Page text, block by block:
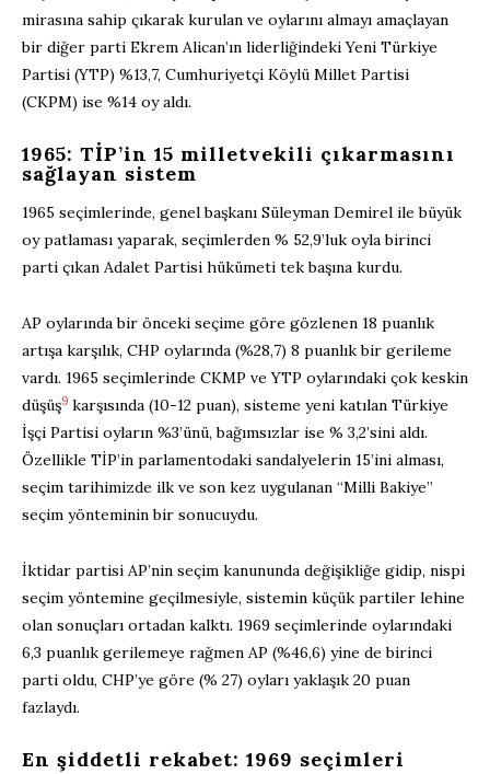
mirasına sahip çıkarak kurulan ve oylarını almayı amaçlayan
bir diğer parti Ekrem Alican’ın liderliğindeki Yeni Türkiye
Partisi (YTP) %13,7, Cumhuriyetçi Köylü Millet Partisi
(CKPM) ise %14 oy aldı.
1965: TİP’in 15 milletvekili çıkarmasını
sağlayan sistem
1965 seçimlerinde, genel başkanı Süleyman Demirel ile büyük
oy patlaması yaparak, seçimlerden % 52,9’luk oyla birinci
parti çıkan Adalet Partisi hükümeti tek başına kurdu.
AP oylarında bir önceki seçime göre gözlenen 18 puanlık
artışa karşılık, CHP oylarında (%28,7) 8 puanlık bir gerileme
vardı. 1965 seçimlerinde CKMP ve YTP oylarındaki çok keskin
düşüş9 karşısında (10-12 puan), sisteme yeni katılan Türkiye
İşçi Partisi oyların %3’ünü, bağımsızlar ise % 3,2’sini aldı.
Özellikle TİP’in parlamentodaki sandalyelerin 15’ini alması,
seçim tarihimizde ilk ve son kez uygulanan “Milli Bakiye”
seçim yönteminin bir sonucuydu.
İktidar partisi AP’nin seçim kanununda değişikliğe gidip, nispi
seçim yöntemine geçilmesiyle, sistemin küçük partiler lehine
olan sonuçları ortadan kalktı. 1969 seçimlerinde oylarındaki
6,3 puanlık gerilemeye rağmen AP (%46,6) yine de birinci
parti oldu, CHP’ye göre (% 27) oyları yaklaşık 20 puan
fazlaydı.
En şiddetli rekabet: 1969 seçimleri